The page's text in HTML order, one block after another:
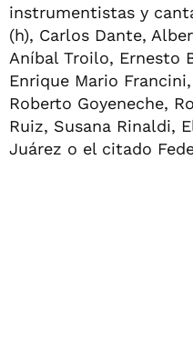
instrumentistas y
(h), Carlos Dante,
Aníbal Troilo, Ernesto
Enrique Mario
Roberto Goyeneche,
Ruiz, Susana Rinaldi,
Juárez o el citado